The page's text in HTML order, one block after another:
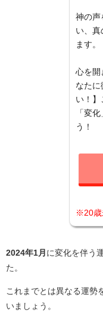
神の声
い、真
ます。
心を開
なたに
い！】
「変
う！
※20歳
2024年1月 に変化を伴う
た。
これまでとは異なる運勢
いましょう。